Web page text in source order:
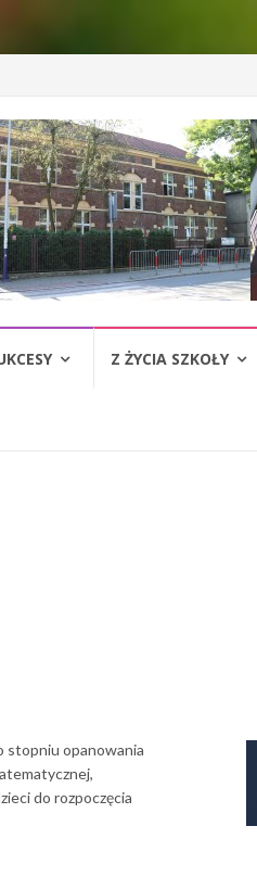
Z ŻYCIA SZKOŁY
stopniu opanowania
do rozpoczęcia